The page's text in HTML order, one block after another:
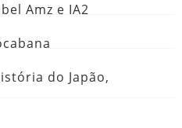
Amz e IA2
do Japão,